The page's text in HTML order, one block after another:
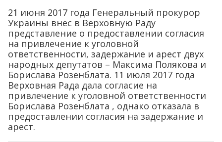
21 июня 2017 года Генеральный прокурор
Украины внес в Верховную Раду
представление о предоставлении согласия
на привлечение к уголовной
ответственности, задержание и арест двух
народных депутатов – Максима Полякова и
Борислава Розенблата. 11 июля 2017 года
Верховная Рада дала согласие на
привлечение к уголовной ответственности
Борислава Розенблата , однако отказала в
предоставлении согласия на задержание и
арест.